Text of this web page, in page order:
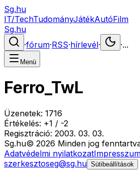
Sg.hu
IT/TechTudományJátékAutóFilm
Sg.hu
·fórum·RSS·hírlevél· ·...
Menü
Ferro_TwL
Üzenetek: 1716
Értékelés: +1 / -2
Regisztráció: 2003. 03. 03.
Sg.hu© 2026 Minden jog
Adatvédelmi nyilatkozat
szerkesztoseg@sg.hu Sütibeállítások